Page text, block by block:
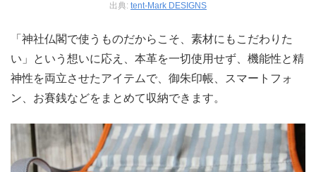
出典: tent-Mark DESIGNS
「神社仏閣で使うものだからこそ、素材にもこだわりた
い」という想いに応え、本革を一切使用せず、機能性と精
神性を両立させたアイテムで、御朱印帳、スマートフォ
ン、お賽銭などをまとめて収納できます。